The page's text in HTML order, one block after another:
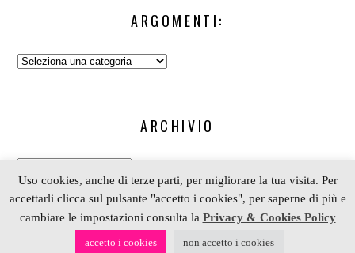
ARGOMENTI:
Argomenti:
ARCHIVIO
Archivio
COPYRIGHT 2006-2023 ALESSIA SCRAP & CRAFT |
PARTNERDEPOSITPHOTOS| P. IVA 01574070098 |
Uso cookies, anche di terze parti, per migliorare la tua visita. Per
accettarli clicca sul pulsante "accetto i cookies", per saperne di più e
cambiare le impostazioni consulta la Privacy & Cookies Policy
accetto i cookies non accetto i cookies